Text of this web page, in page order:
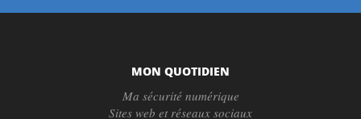
MON QUOTIDIEN
Ma sécurité numérique
Sites web et réseaux sociaux